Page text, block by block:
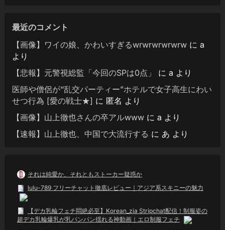
最近のコメント
【画像】ワイの娘、かわいすぎるwrwrwrwrwrwに a
より
【悲報】元警視総監「今回のSPは0点」
に a より
医師や僧侶が“乱交パーティー”ホテルで女子高生にわい
せつ行為 [愛の戦士★] に 匿名 より
【画像】山上徹也さんの卒アルwwwに a より
【速報】山上徹也、中国で大流行する に あ より
それは純愛か、それともストーカー疑惑か
lulu-789 フリーチャット徹底レビュー｜アジア系スキニーの魅力
【デカ乳輪フェチ悶絶必至】Korean_zia Stripchat配信！制服姿の
超デカ乳輪爆乳が乳パンパン揺れる神動画｜エロ制服フェチ